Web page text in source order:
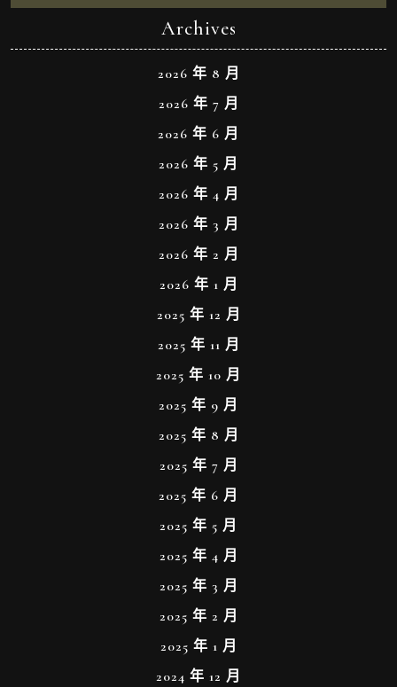
Archives
2026 年 8 月
2026 年 7 月
2026 年 6 月
2026 年 5 月
2026 年 4 月
2026 年 3 月
2026 年 2 月
2026 年 1 月
2025 年 12 月
2025 年 11 月
2025 年 10 月
2025 年 9 月
2025 年 8 月
2025 年 7 月
2025 年 6 月
2025 年 5 月
2025 年 4 月
2025 年 3 月
2025 年 2 月
2025 年 1 月
2024 年 12 月